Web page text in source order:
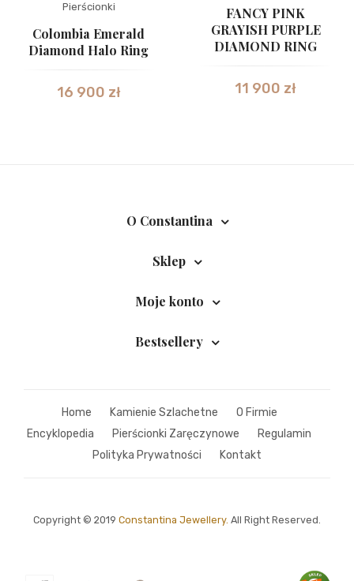
Pierścionki
Colombia Emerald
Diamond Halo Ring
16 900 zł
FANCY PINK
GRAYISH PURPLE
DIAMOND RING
11 900 zł
O Constantina
Sklep
Moje konto
Bestsellery
Home Kamienie Szlachetne
O Firmie
Encyklopedia
Pierścionki Zaręczynowe
Regulamin
Polityka Prywatności
Kontakt
Copyright © 2019 Constantina Jewellery. All Right Reserved.